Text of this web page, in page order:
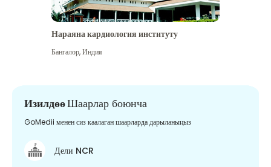
Нараяна кардиология институту
Бангалор,Индия
ИзилдөөШаарлар боюнча
GoMedii менен сиз каалаган шаарларда дарыланыңыз
Дели NCR